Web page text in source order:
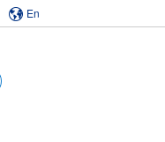
En